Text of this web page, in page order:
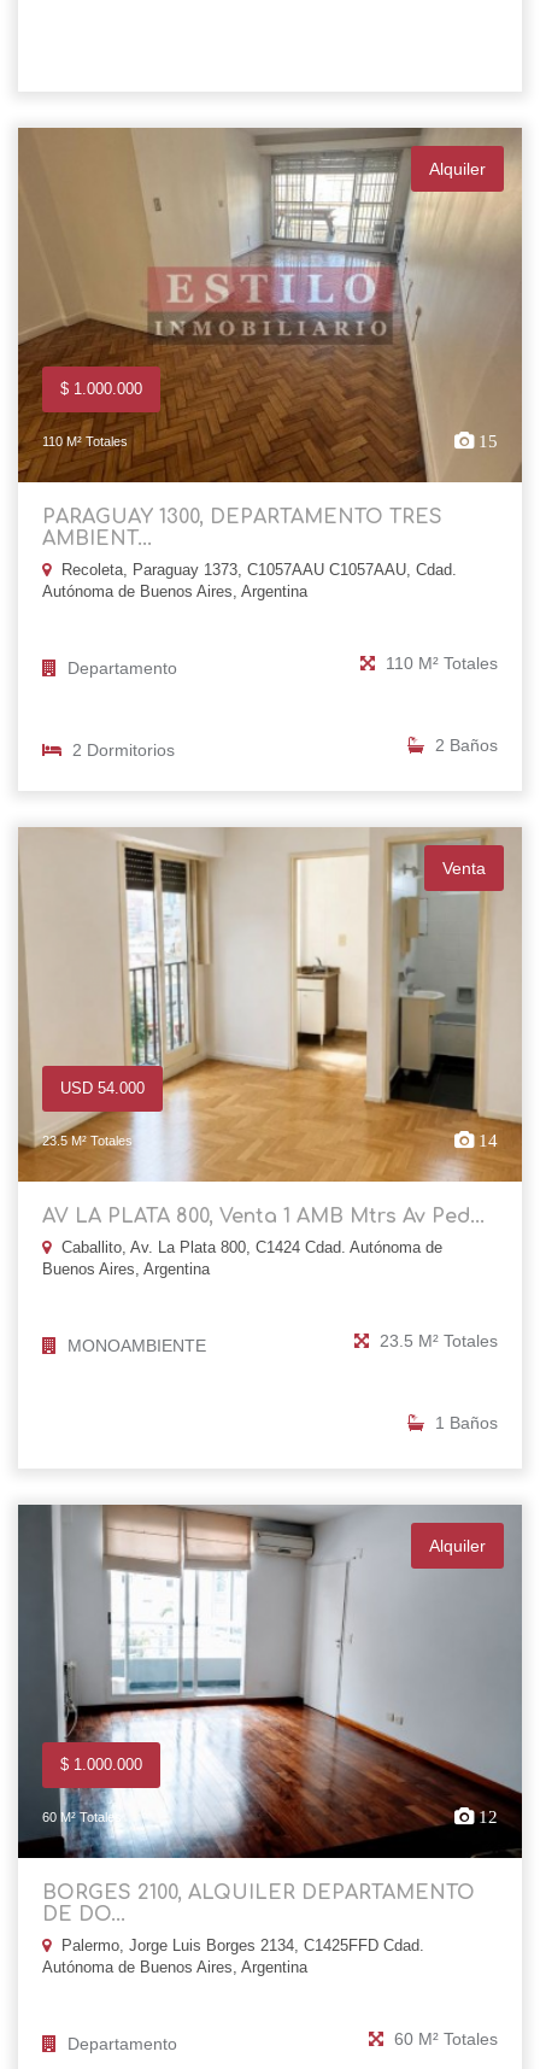
Alquiler
$ 1.000.000
110 M² Totales 15
PARAGUAY 1300, DEPARTAMENTO TRES
AMBIENT...
Recoleta, Paraguay 1373, C1057AAU C1057AAU, Cdad.
Autónoma de Buenos Aires, Argentina
Departamento 110 M² Totales
2 Dormitorios 2 Baños
Venta
USD 54.000
23.5 M² Totales 14
AV LA PLATA 800, Venta 1 AMB Mtrs Av Ped...
Caballito, Av. La Plata 800, C1424 Cdad. Autónoma de
Buenos Aires, Argentina
MONOAMBIENTE 23.5 M² Totales
1 Baños
Alquiler
$ 1.000.000
60 M² Totales 12
BORGES 2100, ALQUILER DEPARTAMENTO
DE DO...
Palermo, Jorge Luis Borges 2134, C1425FFD Cdad.
Autónoma de Buenos Aires, Argentina
Departamento 60 M² Totales